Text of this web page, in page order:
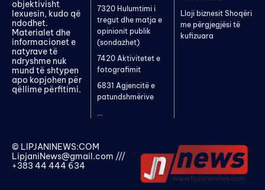
objektivisht
lexuesin, kudo që
ndodhet.
Materialet dhe
informacionet e
natyrave të
ndryshme nuk
mund të shtypen
apo kopjohen për
qëllime përfitimi.
7320 Hulumtimi i
tregut dhe matja e
opinionit publik
(sondazhet)
7420 Aktivitetet e
fotografimit
6831 Agjencitë e
patundshmërive
...
Lloji biznesit Shoqëri
me përgjegjësi të
kufizuara
© LIPJANINEWS:COM
LipjaniNews@gmail.com ///
+383 44 444 634